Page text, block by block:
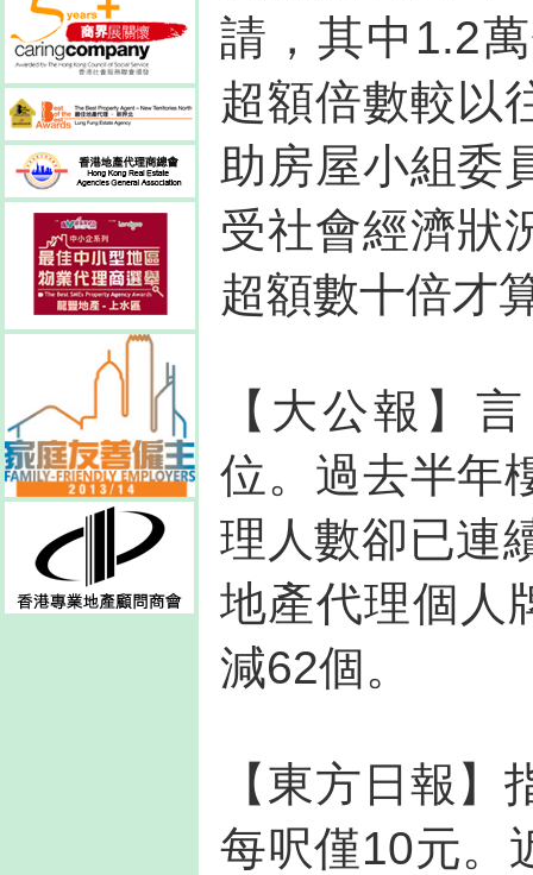
請，其中1.2
超額倍數較以
助房屋小組委
受社會經濟狀
超額數十倍才
【大公報】
位。過去半年
理人數卻已連
地產代理個人
減62個。
【東方日報
每呎僅10元。